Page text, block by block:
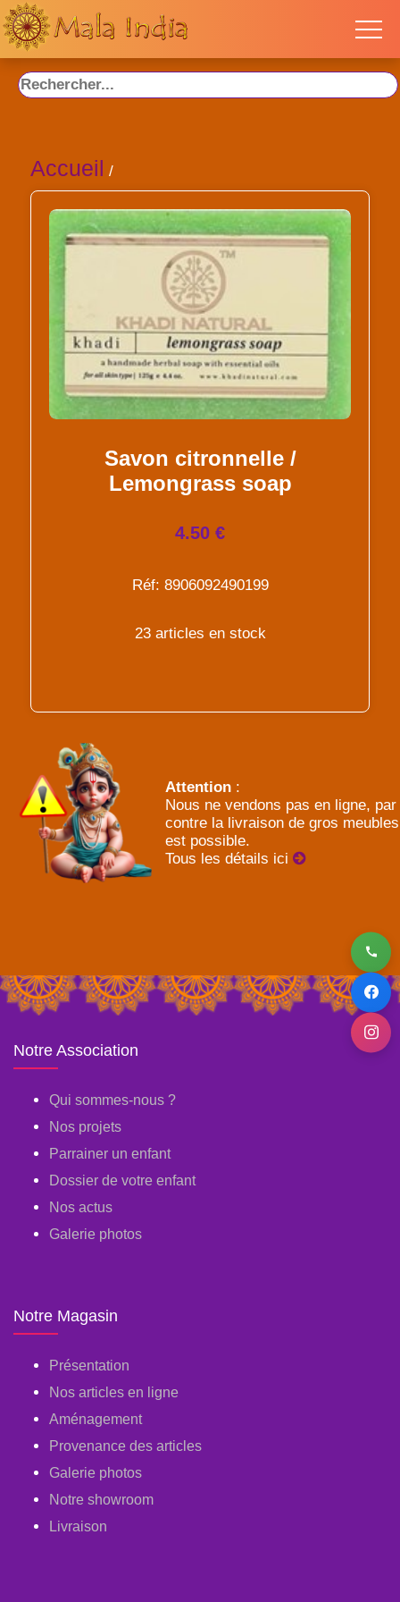
Accueil /
Savon citronnelle /
Lemongrass soap
4.50 €
Réf: 8906092490199
23 articles en stock
Attention :
Nous ne vendons pas en ligne, par
contre la livraison de gros meubles
est possible.
Tous les détails ici
Notre Association
Qui sommes-nous ?
Nos projets
Parrainer un enfant
Dossier de votre enfant
Nos actus
Galerie photos
Notre Magasin
Présentation
Nos articles en ligne
Aménagement
Provenance des articles
Galerie photos
Notre showroom
Livraison